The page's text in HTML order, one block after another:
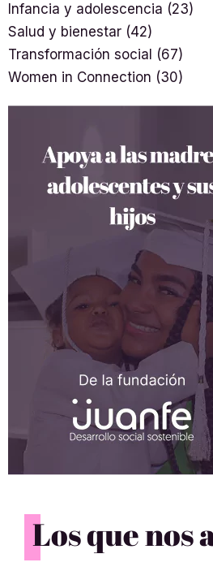
Infancia y adolescencia (23)
Salud y bienestar (42)
Transformación social (67)
Women in Connection (30)
Los que nos